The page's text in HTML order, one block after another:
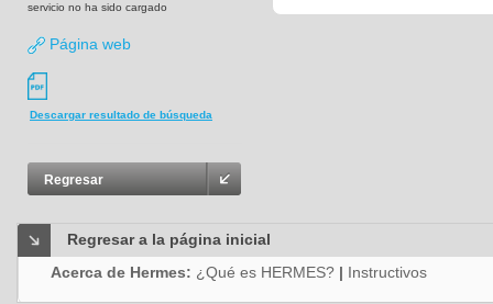
servicio no ha sido cargado
Página web
Descargar resultado de búsqueda
Regresar
Regresar a la página inicial
Acerca de Hermes: ¿Qué es HERMES? | Instructivos